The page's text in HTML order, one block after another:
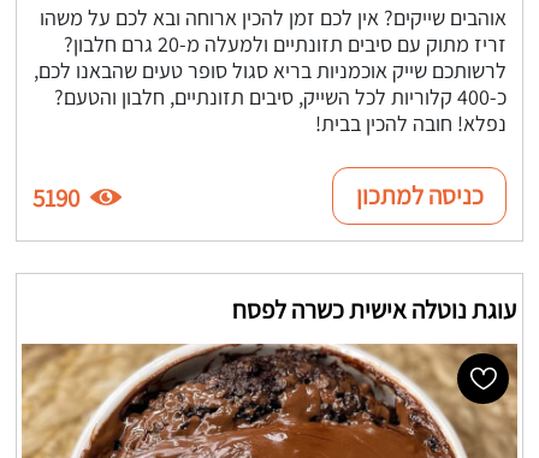
אוהבים שייקים? אין לכם זמן להכין ארוחה ובא לכם על משהו
זריז מתוק עם סיבים תזונתיים ולמעלה מ-20 גרם חלבון?
לרשותכם שייק אוכמניות בריא סגול סופר טעים שהבאנו לכם,
כ-400 קלוריות לכל השייק, סיבים תזונתיים, חלבון והטעם?
נפלא! חובה להכין בבית!
כניסה למתכון 5190
עוגת נוטלה אישית כשרה לפסח